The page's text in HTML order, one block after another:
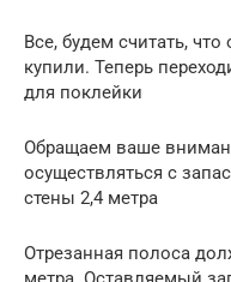
Все, будем считать,
купили. Теперь
для поклейки
Обращаем ваше
осуществляться с
стены 2,4 метра
Отрезанная полоса